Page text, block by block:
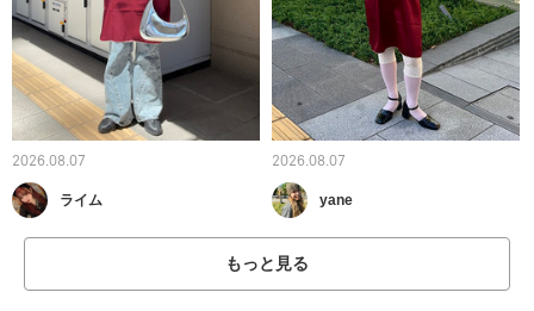
2026.08.07
ライム
2026.08.07
yane
もっと見る